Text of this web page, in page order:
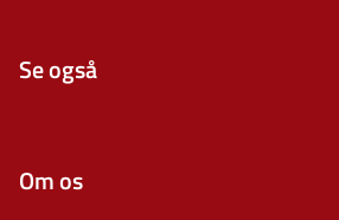
Se også
Om os